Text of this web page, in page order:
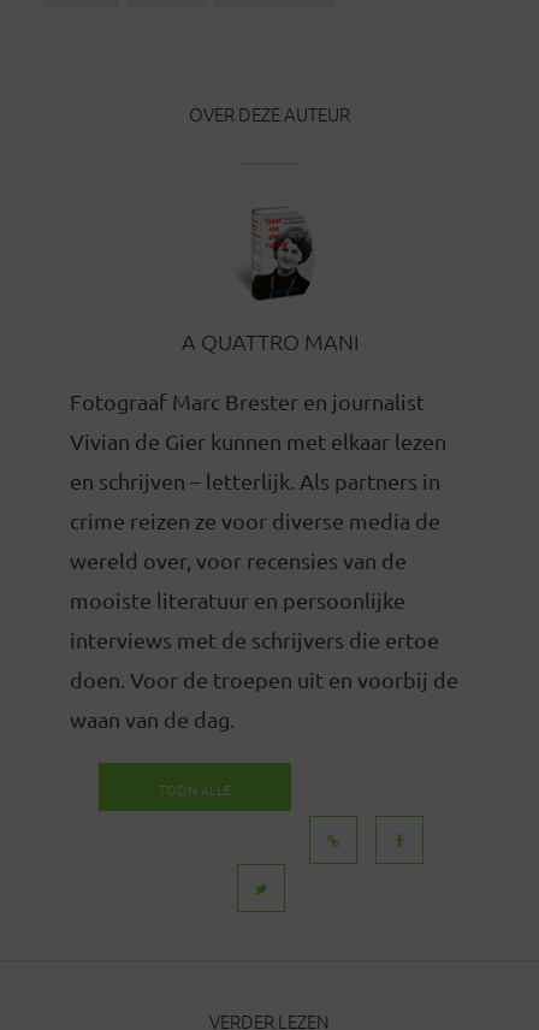
OVER DEZE AUTEUR
A QUATTRO MANI
Fotograaf Marc Brester en journalist
Vivian de Gier kunnen met elkaar lezen
en schrijven – letterlijk. Als partners in
crime reizen ze voor diverse media de
wereld over, voor recensies van de
mooiste literatuur en persoonlijke
interviews met de schrijvers die ertoe
doen. Voor de troepen uit en voorbij de
waan van de dag.
TOON ALLE
VERDER LEZEN